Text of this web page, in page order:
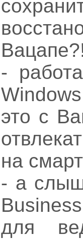
-
это с
на
- а
для